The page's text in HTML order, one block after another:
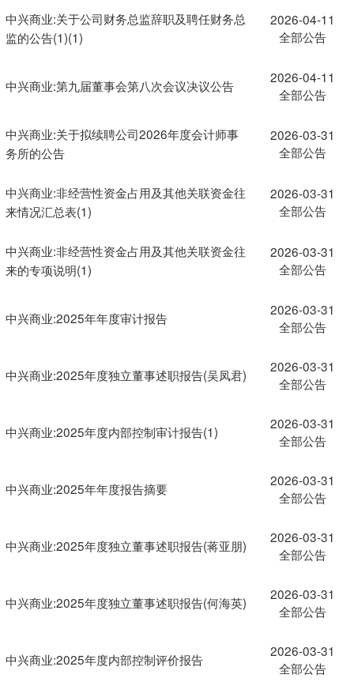
中兴商业:关于公司财务总监辞职及聘任财务总
监的公告(1)(1)
2026-04-11
全部公告
中兴商业:第九届董事会第八次会议决议公告
2026-04-11
全部公告
中兴商业:关于拟续聘公司2026年度会计师事
务所的公告
2026-03-31
全部公告
中兴商业:非经营性资金占用及其他关联资金往
来情况汇总表(1)
2026-03-31
全部公告
中兴商业:非经营性资金占用及其他关联资金往
来的专项说明(1)
2026-03-31
全部公告
中兴商业:2025年年度审计报告
2026-03-31
全部公告
中兴商业:2025年度独立董事述职报告(吴凤君)
2026-03-31
全部公告
中兴商业:2025年度内部控制审计报告(1)
2026-03-31
全部公告
中兴商业:2025年年度报告摘要
2026-03-31
全部公告
中兴商业:2025年度独立董事述职报告(蒋亚朋)
2026-03-31
全部公告
中兴商业:2025年度独立董事述职报告(何海英)
2026-03-31
全部公告
中兴商业:2025年度内部控制评价报告
2026-03-31
全部公告